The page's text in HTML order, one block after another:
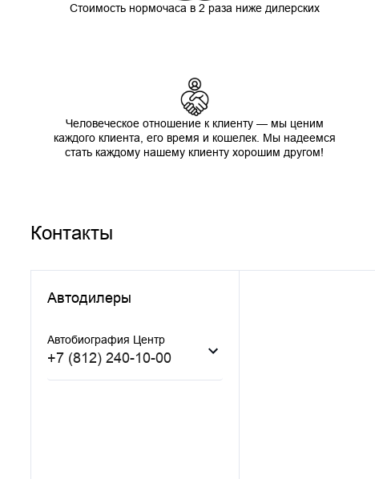
Стоимость нормочаса в 2 раза ниже дилерских
Человеческое отношение к клиенту — мы ценим
каждого клиента, его время и кошелек. Мы надеемся
стать каждому нашему клиенту хорошим другом!
Контакты
Автодилеры
Автобиография Центр
+7 (812) 240-10-00